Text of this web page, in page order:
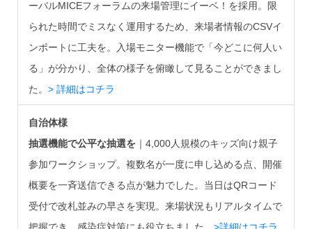
ーバルMICEフォーラムの来場管理にイーベ！を採用。限
られた時間でミスなく運用するため、来場者情報のCSVイ
ンポートに工夫を。入場モニター機能で「今どこに何人い
る」が分かり、全体の様子を俯瞰して見ることができまし
た。 > 詳細はコチラ
自治体様
抽選機能で公平な抽選を｜4,000人規模のキッズ向け親子
参加ワークショップ。複数名が一度に申し込める点、開催
概要を一斉送信できる点が魅力でした。当日はQRコード
受付で改札並みの早さを実現。来場状況もリアルタイムで